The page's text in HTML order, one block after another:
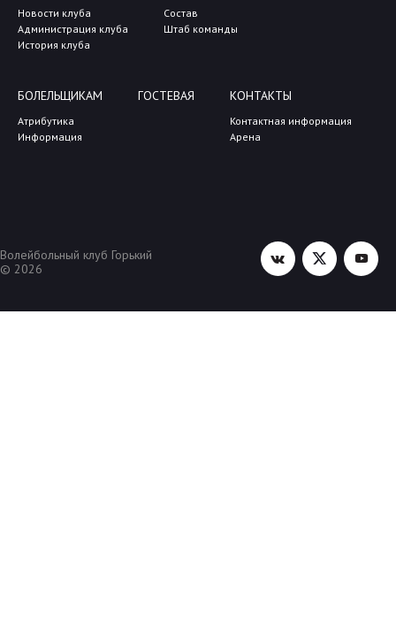
Новости клуба
Администрация клуба
История клуба
Состав
Штаб команды
БОЛЕЛЬЩИКАМ
Атрибутика
Информация
ГОСТЕВАЯ КОНТАКТЫ
Контактная информация
Арена
Волейбольный клуб Горький
© 2026